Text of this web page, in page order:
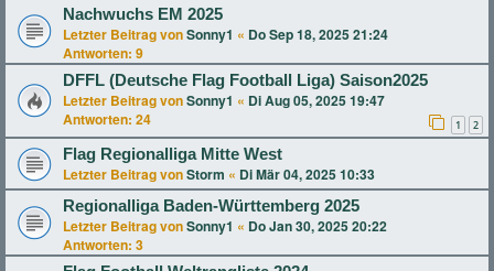
Nachwuchs EM 2025
Letzter Beitrag vonSonny1 « Do Sep 18, 2025 21:24
Antworten: 9
DFFL (Deutsche Flag Football Liga) Saison2025
Letzter Beitrag vonSonny1 « Di Aug 05, 2025 19:47
Antworten: 24 1 2
Flag Regionalliga Mitte West
Letzter Beitrag vonStorm « Di Mär 04, 2025 10:33
Regionalliga Baden-Württemberg 2025
Letzter Beitrag vonSonny1 « Do Jan 30, 2025 20:22
Antworten: 3